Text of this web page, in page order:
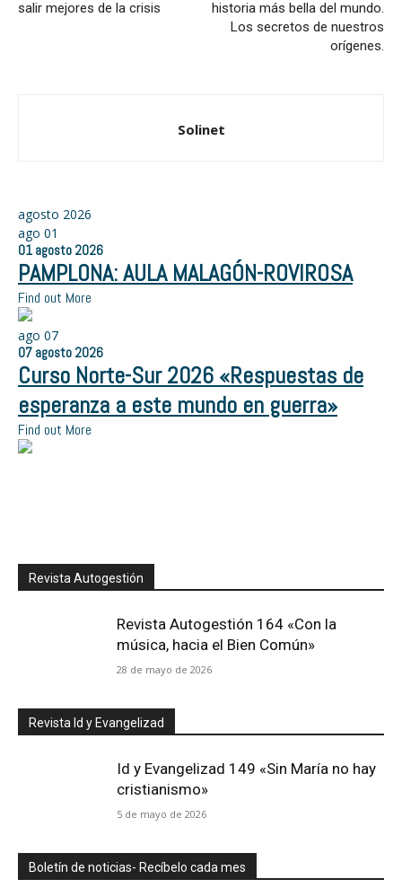
salir mejores de la crisis
historia más bella del mundo.
Los secretos de nuestros
orígenes.
Solinet
agosto 2026
ago 01
01 agosto 2026
PAMPLONA: AULA MALAGÓN-ROVIROSA
Find out More
ago 07
07 agosto 2026
Curso Norte-Sur 2026 «Respuestas de
esperanza a este mundo en guerra»
Find out More
Revista Autogestión
Revista Autogestión 164 «Con la
música, hacia el Bien Común»
28 de mayo de 2026
Revista Id y Evangelizad
Id y Evangelizad 149 «Sin María no hay
cristianismo»
5 de mayo de 2026
Boletín de noticias- Recíbelo cada mes